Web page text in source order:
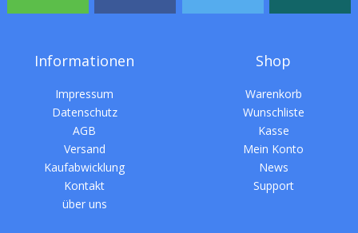
Informationen
Impressum
Datenschutz
AGB
Versand
Kaufabwicklung
Kontakt
über uns
Shop
Warenkorb
Wunschliste
Kasse
Mein Konto
News
Support